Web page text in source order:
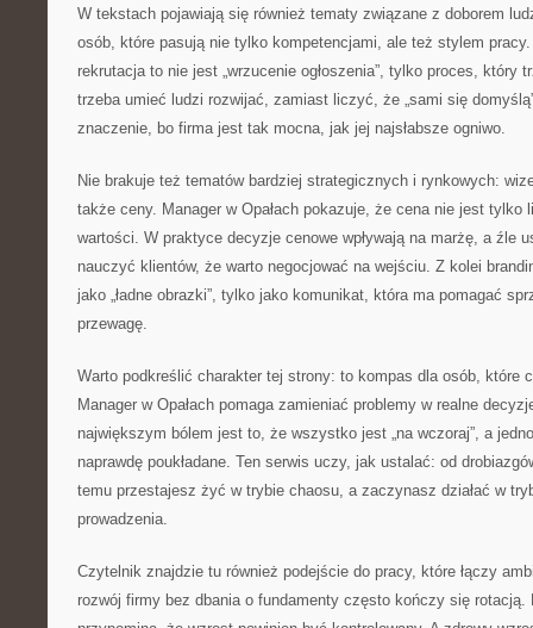
W tekstach pojawiają się również tematy związane z doborem
osób, które pasują nie tylko kompetencjami, ale też stylem
rekrutacja to nie jest „wrzucenie ogłoszenia”, tylko proces, który
trzeba umieć ludzi rozwijać, zamiast liczyć, że „sami się
znaczenie, bo firma jest tak mocna, jak jej najsłabsze ogniwo.
Nie brakuje też tematów bardziej strategicznych i rynkowych:
także ceny. Manager w Opałach pokazuje, że cena nie jest tylko
wartości. W praktyce decyzje cenowe wpływają na marżę, a źle
nauczyć klientów, że warto negocjować na wejściu. Z kolei
jako „ładne obrazki”, tylko jako komunikat, która ma pomagać
przewagę.
Warto podkreślić charakter tej strony: to kompas dla osób, które
Manager w Opałach pomaga zamieniać problemy w realne
największym bólem jest to, że wszystko jest „na wczoraj”, a
naprawdę poukładane. Ten serwis uczy, jak ustalać: od
temu przestajesz żyć w trybie chaosu, a zaczynasz działać w
prowadzenia.
Czytelnik znajdzie tu również podejście do pracy, które łączy
rozwój firmy bez dbania o fundamenty często kończy się rotacją.